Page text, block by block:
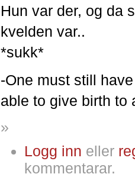
Hun var der, og da
kvelden var..
*sukk*
-One must still
able to give birth to
»
Logg inn eller
kommentarar.